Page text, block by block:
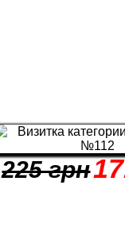
225 грн